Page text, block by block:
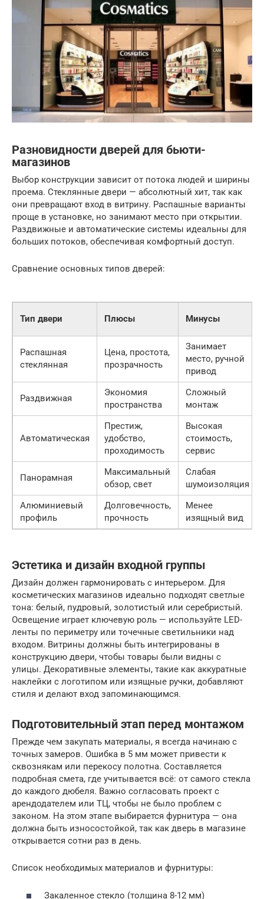
Разновидности дверей для бьюти-
магазинов
Выбор конструкции зависит от потока людей и ширины
проема. Стеклянные двери — абсолютный хит, так как
они превращают вход в витрину. Распашные варианты
проще в установке, но занимают место при открытии.
Раздвижные и автоматические системы идеальны для
больших потоков, обеспечивая комфортный доступ.
Сравнение основных типов дверей:
Тип двери Плюсы Минусы
Распашная
стеклянная
Цена, простота,
прозрачность
Занимает
место, ручной
привод
Раздвижная
Экономия
пространства
Сложный
монтаж
Автоматическая
Престиж,
удобство,
проходимость
Высокая
стоимость,
сервис
Панорамная
Максимальный
обзор, свет
Слабая
шумоизоляция
Алюминиевый
профиль
Долговечность,
прочность
Менее
изящный вид
Эстетика и дизайн входной группы
Дизайн должен гармонировать с интерьером. Для
косметических магазинов идеально подходят светлые
тона: белый, пудровый, золотистый или серебристый.
Освещение играет ключевую роль — используйте LED-
ленты по периметру или точечные светильники над
входом. Витрины должны быть интегрированы в
конструкцию двери, чтобы товары были видны с
улицы. Декоративные элементы, такие как аккуратные
наклейки с логотипом или изящные ручки, добавляют
стиля и делают вход запоминающимся.
Подготовительный этап перед монтажом
Прежде чем закупать материалы, я всегда начинаю с
точных замеров. Ошибка в 5 мм может привести к
сквознякам или перекосу полотна. Составляется
подробная смета, где учитывается всё: от самого стекла
до каждого дюбеля. Важно согласовать проект с
арендодателем или ТЦ, чтобы не было проблем с
законом. На этом этапе выбирается фурнитура — она
должна быть износостойкой, так как дверь в магазине
открывается сотни раз в день.
Список необходимых материалов и фурнитуры:
Закаленное стекло (толщина 8-12 мм)